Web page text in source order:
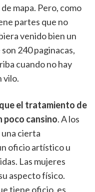
mapa. Pero, como
partes que no
venido bien un
240 paginacas,
cuando no hay
vilo.
el tratamiento de
poco cansino. A los
una cierta
oficio artístico u
Las mujeres
aspecto físico.
tiene oficio, es